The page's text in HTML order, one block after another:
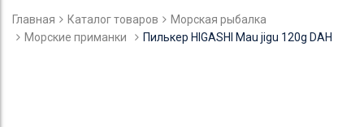
Главная Каталог товаров
Морская рыбалка
Морские приманки
Пилькер HIGASHI Mau jigu 120g DAH